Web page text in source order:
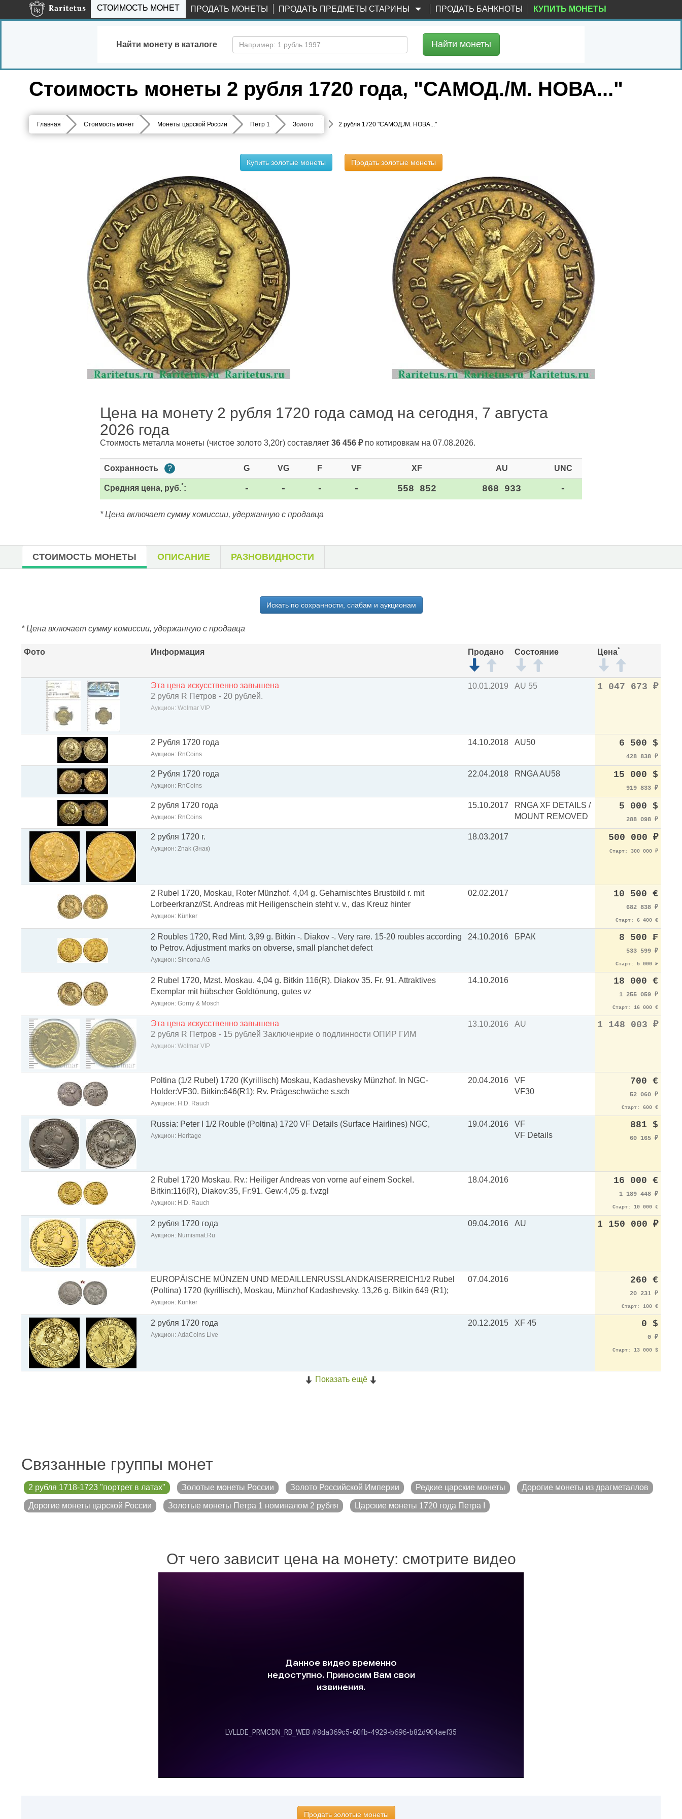
СТОИМОСТЬ МОНЕТ ПРОДАТЬ МОНЕТЫ ПРОДАТЬ ПРЕДМЕТЫ СТАРИНЫ ПРОДАТЬ БАНКНОТЫ КУПИТЬ МОНЕТЫ
Найти монету в каталоге Найти монеты
Стоимость монеты 2 рубля 1720 года, "САМОД./М. НОВА..."
Главная Стоимость монет Монеты царской России Петр 1 Золото 2 рубля 1720 "САМОД./М. НОВА..."
Купить золотые монеты Продать золотые монеты
Цена на монету 2 рубля 1720 года самод на сегодня, 7 августа
2026 года
Стоимость металла монеты (чистое золото 3,20г) составляет 36 456 ₽по котировкам на 07.08.2026.
Сохранность ? G VG F VF XF AU UNC
Средняя цена, руб.*: - - - - 558 852 868 933 -
* Цена включает сумму комиссии, удержанную с продавца
СТОИМОСТЬ МОНЕТЫ ОПИСАНИЕ РАЗНОВИДНОСТИ
Искать по сохранности, слабам и аукционам
* Цена включает сумму комиссии, удержанную с продавца
Фото Информация Продано Состояние Цена*
Эта цена искусственно завышена
2 рубля R Петров - 20 рублей.
Аукцион: Wolmar VIP
10.01.2019 AU 55 1 047 673 ₽
2 Рубля 1720 года
Аукцион: RnCoins
14.10.2018 AU50 6 500 $
428 838 ₽
2 Рубля 1720 года
Аукцион: RnCoins
22.04.2018 RNGA AU58 15 000 $
919 833 ₽
2 рубля 1720 года
Аукцион: RnCoins
15.10.2017
RNGA XF DETAILS /
MOUNT REMOVED
5 000 $
288 098 ₽
2 рубля 1720 г.
Аукцион: Znak (Знак)
18.03.2017 500 000 ₽
Старт: 300 000 ₽
2 Rubel 1720, Moskau, Roter Münzhof. 4,04 g. Geharnischtes Brustbild r. mit
Lorbeerkranz//St. Andreas mit Heiligenschein steht v. v., das Kreuz hinter
Аукцион: Künker
02.02.2017 10 500 €
682 838 ₽
Старт: 6 400 €
2 Roubles 1720, Red Mint. 3,99 g. Bitkin -. Diakov -. Very rare. 15-20 roubles according
to Petrov. Adjustment marks on obverse, small planchet defect
Аукцион: Sincona AG
24.10.2016 БРАК 8 500 ₣
533 599 ₽
Старт: 5 000 ₣
2 Rubel 1720, Mzst. Moskau. 4,04 g. Bitkin 116(R). Diakov 35. Fr. 91. Attraktives
Exemplar mit hübscher Goldtönung, gutes vz
Аукцион: Gorny & Mosch
14.10.2016 18 000 €
1 255 059 ₽
Старт: 16 000 €
Эта цена искусственно завышена
2 рубля R Петров - 15 рублей Заключенрие о подлинности ОПИР ГИМ
Аукцион: Wolmar VIP
13.10.2016 AU 1 148 003 ₽
Poltina (1/2 Rubel) 1720 (Kyrillisch) Moskau, Kadashevsky Münzhof. In NGC-
Holder:VF30. Bitkin:646(R1); Rv. Prägeschwäche s.sch
Аукцион: H.D. Rauch
20.04.2016
VF
VF30
700 €
52 060 ₽
Старт: 600 €
Russia: Peter I 1/2 Rouble (Poltina) 1720 VF Details (Surface Hairlines) NGC,
Аукцион: Heritage
19.04.2016
VF
VF Details
881 $
60 165 ₽
2 Rubel 1720 Moskau. Rv.: Heiliger Andreas von vorne auf einem Sockel.
Bitkin:116(R), Diakov:35, Fr:91. Gew:4,05 g. f.vzgl
Аукцион: H.D. Rauch
18.04.2016 16 000 €
1 189 448 ₽
Старт: 10 000 €
2 рубля 1720 года
Аукцион: Numismat.Ru
09.04.2016 AU 1 150 000 ₽
EUROPÄISCHE MÜNZEN UND MEDAILLENRUSSLANDKAISERREICH1/2 Rubel
(Poltina) 1720 (kyrillisch), Moskau, Münzhof Kadashevsky. 13,26 g. Bitkin 649 (R1);
Аукцион: Künker
07.04.2016 260 €
20 231 ₽
Старт: 100 €
2 рубля 1720 года
Аукцион: AdaCoins Live
20.12.2015 XF 45 0 $
0 ₽
Старт: 13 000 $
Показать ещё
Связанные группы монет
2 рубля 1718-1723 "портрет в латах" Золотые монеты России Золото Российской Империи Редкие царские монеты Дорогие монеты из драгметаллов
Дорогие монеты царской России Золотые монеты Петра 1 номиналом 2 рубля Царские монеты 1720 года Петра I
От чего зависит цена на монету: смотрите видео
Продать золотые монеты